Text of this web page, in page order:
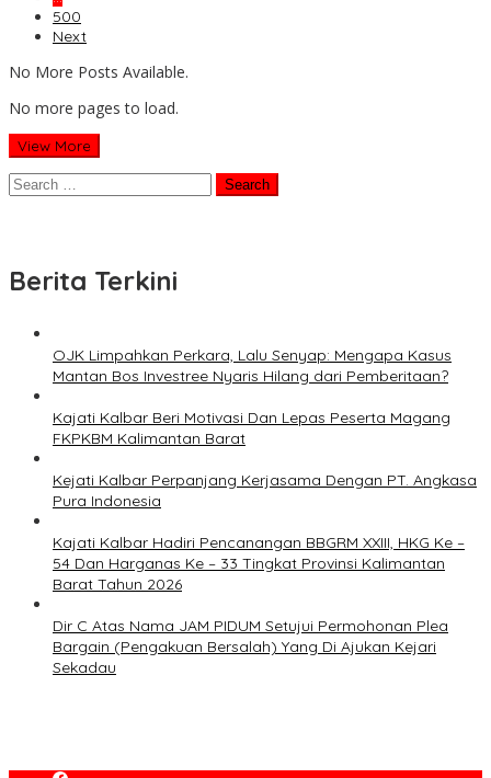
500
Next
No More Posts Available.
No more pages to load.
View More
Search
for:
Berita Terkini
OJK Limpahkan Perkara, Lalu Senyap: Mengapa Kasus
Mantan Bos Investree Nyaris Hilang dari Pemberitaan?
Kajati Kalbar Beri Motivasi Dan Lepas Peserta Magang
FKPKBM Kalimantan Barat
Kejati Kalbar Perpanjang Kerjasama Dengan PT. Angkasa
Pura Indonesia
Kajati Kalbar Hadiri Pencanangan BBGRM XXIII, HKG Ke –
54 Dan Harganas Ke – 33 Tingkat Provinsi Kalimantan
Barat Tahun 2026
Dir C Atas Nama JAM PIDUM Setujui Permohonan Plea
Bargain (Pengakuan Bersalah) Yang Di Ajukan Kejari
Sekadau